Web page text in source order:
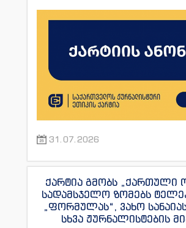
31.07.2026
ქარტია გმობს „ქართული
სადამსჯელო ზომებს
„ფორმულას“, ვახო
სხვა ჟურნალისტების